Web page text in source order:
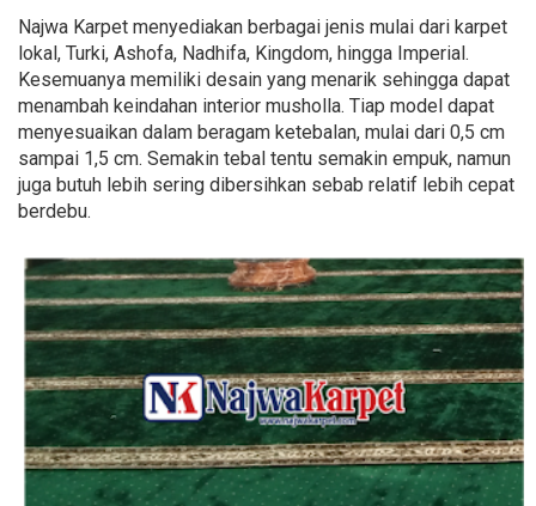
Najwa Karpet menyediakan berbagai jenis mulai dari karpet
lokal, Turki, Ashofa, Nadhifa, Kingdom, hingga Imperial.
Kesemuanya memiliki desain yang menarik sehingga dapat
menambah keindahan interior musholla. Tiap model dapat
menyesuaikan dalam beragam ketebalan, mulai dari 0,5 cm
sampai 1,5 cm. Semakin tebal tentu semakin empuk, namun
juga butuh lebih sering dibersihkan sebab relatif lebih cepat
berdebu.